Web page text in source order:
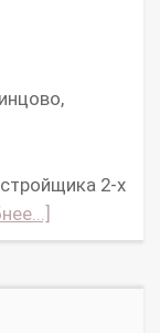
2-х